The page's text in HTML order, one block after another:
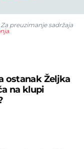
preuzimanje sadržaja
.
ostanak Željka
na klupi